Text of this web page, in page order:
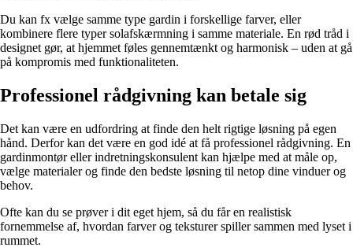
Du kan fx vælge samme type gardin i forskellige farver, eller
kombinere flere typer solafskærmning i samme materiale. En rød tråd i
designet gør, at hjemmet føles gennemtænkt og harmonisk – uden at gå
på kompromis med funktionaliteten.
Professionel rådgivning kan betale sig
Det kan være en udfordring at finde den helt rigtige løsning på egen
hånd. Derfor kan det være en god idé at få professionel rådgivning. En
gardinmontør eller indretningskonsulent kan hjælpe med at måle op,
vælge materialer og finde den bedste løsning til netop dine vinduer og
behov.
Ofte kan du se prøver i dit eget hjem, så du får en realistisk
fornemmelse af, hvordan farver og teksturer spiller sammen med lyset i
rummet.